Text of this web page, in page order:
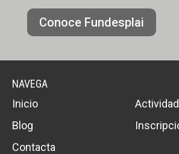
Conoce Fundesplai
NAVEGA
Inicio
Blog
Contacta